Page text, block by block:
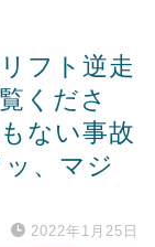
フト逆走
くださ
ない事故
、マジ
2022年1月25日